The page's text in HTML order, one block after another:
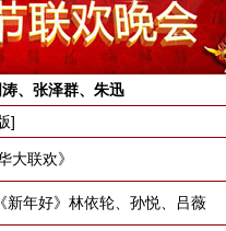
、张泽群、朱迅
]
大联欢》
新年好》林依轮、孙悦、吕薇